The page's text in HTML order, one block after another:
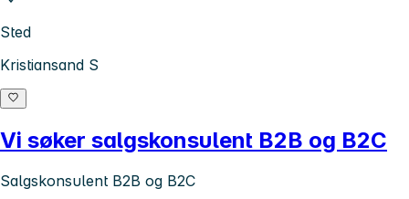
Sted
Kristiansand S
Vi søker salgskonsulent B2B og B2C
Salgskonsulent B2B og B2C